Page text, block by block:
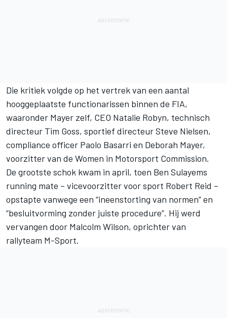
Die kritiek volgde op het vertrek van een aantal
hooggeplaatste functionarissen binnen de FIA,
waaronder Mayer zelf, CEO Natalie Robyn, technisch
directeur Tim Goss, sportief directeur Steve Nielsen,
compliance officer Paolo Basarri en Deborah Mayer,
voorzitter van de Women in Motorsport Commission.
De grootste schok kwam in april, toen Ben Sulayems
running mate – vicevoorzitter voor sport Robert Reid –
opstapte vanwege een “ineenstorting van normen” en
“besluitvorming zonder juiste procedure”. Hij werd
vervangen door Malcolm Wilson, oprichter van
rallyteam M-Sport.